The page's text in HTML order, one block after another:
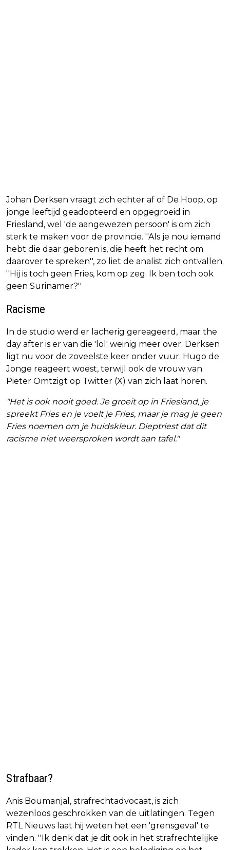
Johan Derksen vraagt zich echter af of De Hoop, op
jonge leeftijd geadopteerd en opgegroeid in
Friesland, wel 'de aangewezen persoon' is om zich
sterk te maken voor de provincie. ''Als je nou iemand
hebt die daar geboren is, die heeft het recht om
daarover te spreken'', zo liet de analist zich ontvallen.
''Hij is toch geen Fries, kom op zeg. Ik ben toch ook
geen Surinamer?''
Racisme
In de studio werd er lacherig gereageerd, maar the
day after is er van die 'lol' weinig meer over. Derksen
ligt nu voor de zoveelste keer onder vuur. Hugo de
Jonge reageert woest, terwijl ook de vrouw van
Pieter Omtzigt op Twitter (X) van zich laat horen.
"Het is ook nooit goed. Je groeit op in Friesland, je
spreekt Fries en je voelt je Fries, maar je mag je geen
Fries noemen om je huidskleur. Dieptriest dat dit
racisme niet weersproken wordt aan tafel."
Strafbaar?
Anis Boumanjal, strafrechtadvocaat, is zich
wezenloos geschrokken van de uitlatingen. Tegen
RTL Nieuws laat hij weten het een 'grensgeval' te
vinden. ''Ik denk dat je dit ook in het strafrechtelijke